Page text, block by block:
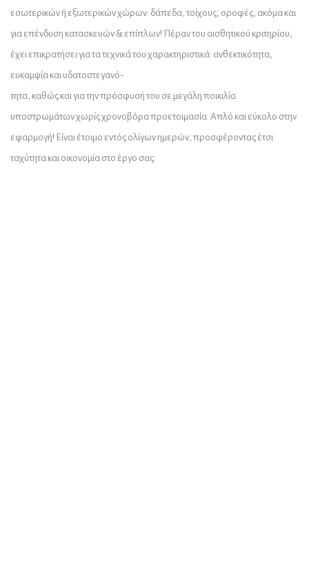
εσωτερικών ή εξωτερικών χώρων: δάπεδα, τοίχους, οροφές, ακόμα και
για επένδυση κατασκευών & επίπλων! Πέραν του αισθητικού κριτηρίου,
έχει επικρατήσει για τα τεχνικά του χαρακτηριστικά: ανθεκτικότητα,
ευκαμψία και υδατοστεγανό-
τητα, καθώς και για την πρόσφυσή του σε μεγάλη ποικιλία
υποστρωμάτων χωρίς χρονοβόρα προετοιμασία. Aπλό και εύκολο στην
εφαρμογή! Eίναι έτοιμο εντός ολίγων ημερών, προσφέροντας έτσι
ταχύτητα και οικονομία στο έργο σας.